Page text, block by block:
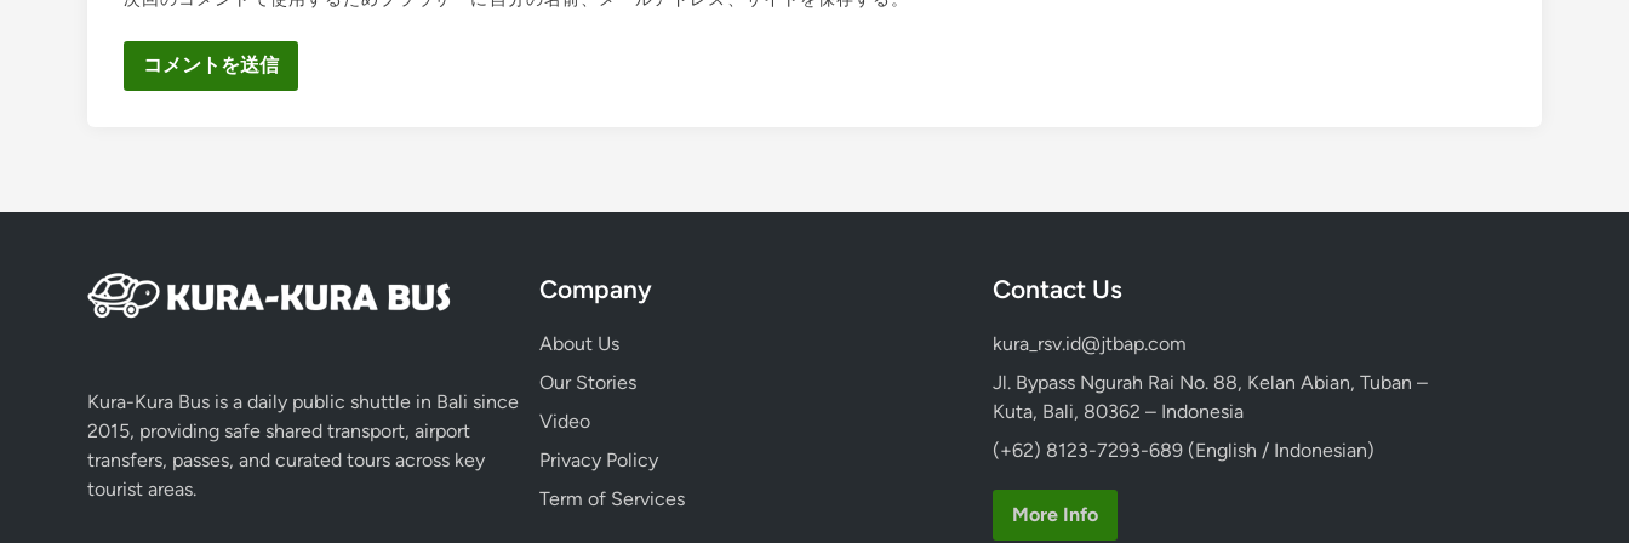
Kura-Kura Bus is a daily public shuttle in Bali since
2015, providing safe shared transport, airport
transfers, passes, and curated tours across key
tourist areas.
Company
About Us
Our Stories
Video
Privacy Policy
Term of Services
Contact Us
kura_rsv.id@jtbap.com
Jl. Bypass Ngurah Rai No. 88, Kelan Abian, Tuban –
Kuta, Bali, 80362 – Indonesia
(+62) 8123-7293-689 (English / Indonesian)
More Info